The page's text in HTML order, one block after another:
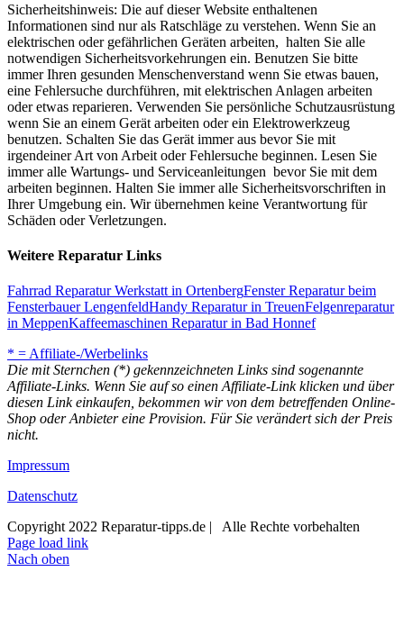
Sicherheitshinweis: Die auf dieser Website enthaltenen
Informationen sind nur als Ratschläge zu verstehen. Wenn Sie an
elektrischen oder gefährlichen Geräten arbeiten, halten Sie alle
notwendigen Sicherheitsvorkehrungen ein. Benutzen Sie bitte
immer Ihren gesunden Menschenverstand wenn Sie etwas bauen,
eine Fehlersuche durchführen, mit elektrischen Anlagen arbeiten
oder etwas reparieren. Verwenden Sie persönliche Schutzausrüstung
wenn Sie an einem Gerät arbeiten oder ein Elektrowerkzeug
benutzen. Schalten Sie das Gerät immer aus bevor Sie mit
irgendeiner Art von Arbeit oder Fehlersuche beginnen. Lesen Sie
immer alle Wartungs- und Serviceanleitungen bevor Sie mit dem
arbeiten beginnen. Halten Sie immer alle Sicherheitsvorschriften in
Ihrer Umgebung ein. Wir übernehmen keine Verantwortung für
Schäden oder Verletzungen.
Weitere Reparatur Links
Fahrrad Reparatur Werkstatt in OrtenbergFenster Reparatur beim
Fensterbauer LengenfeldHandy Reparatur in TreuenFelgenreparatur
in MeppenKaffeemaschinen Reparatur in Bad Honnef
* = Affiliate-/Werbelinks
Die mit Sternchen (*) gekennzeichneten Links sind sogenannte
Affiliate-Links. Wenn Sie auf so einen Affiliate-Link klicken und über
diesen Link einkaufen, bekommen wir von dem betreffenden Online-
Shop oder Anbieter eine Provision. Für Sie verändert sich der Preis
nicht.
Impressum
Datenschutz
Copyright 2022 Reparatur-tipps.de | Alle Rechte vorbehalten
Page load link
Nach oben